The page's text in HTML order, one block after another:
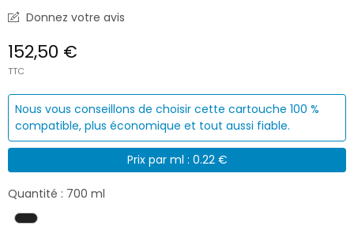
Donnez votre avis
152,50 €
TTC
Nous vous conseillons de choisir cette cartouche 100 %
compatible, plus économique et tout aussi fiable.
Prix par ml : 0.22 €
Quantité : 700 ml